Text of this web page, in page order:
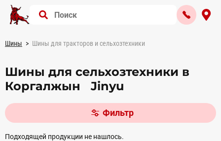
Шины Шины для тракторов и сельхозтехники
Шины для сельхозтехники в
Коргалжын Jinyu
Фильтр
Подходящей продукции не нашлось.